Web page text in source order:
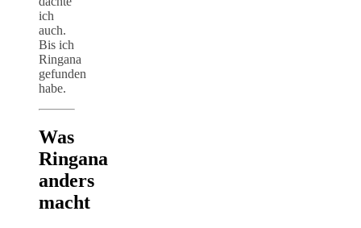
ich
auch.
Bis ich
Ringana
gefunden
habe.
Was
Ringana
anders
macht